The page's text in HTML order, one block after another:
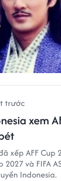
trước
xem
xếp AFF Cup
2027 và FIFA
Indonesia.